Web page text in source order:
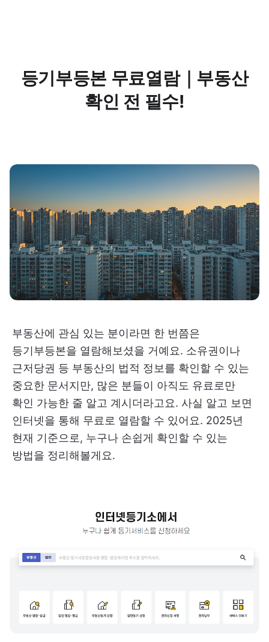
등기부등본 무료열람｜부동산
확인 전 필수!
부동산에 관심 있는 분이라면 한 번쯤은
등기부등본을 열람해보셨을 거예요. 소유권이나
근저당권 등 부동산의 법적 정보를 확인할 수 있는
중요한 문서지만, 많은 분들이 아직도 유료로만
확인 가능한 줄 알고 계시더라고요. 사실 알고 보면
인터넷을 통해 무료로 열람할 수 있어요. 2025년
현재 기준으로, 누구나 손쉽게 확인할 수 있는
방법을 정리해볼게요.